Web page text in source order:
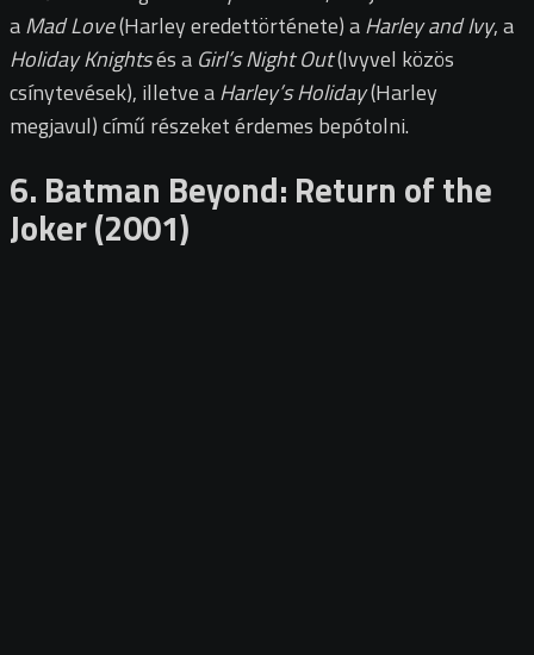
aMad Love(Harley eredettörténete) aHarley and Ivy, a
Holiday Knightsés a Girl’s Night Out(Ivyvel közös
csínytevések), illetve aHarley’s Holiday(Harley
megjavul) című részeket érdemes bepótolni.
6. Batman Beyond: Return of the
Joker (2001)